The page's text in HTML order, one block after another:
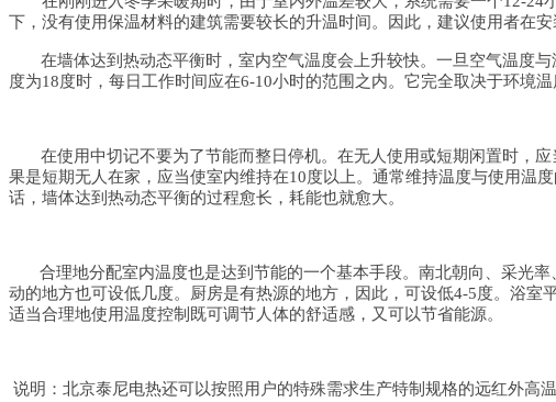
下，没有使用保温材料的建筑需要较长的升温时间。因此，建议使用者在安
在墙体达到热动态平衡时，室内空气温度会上升较快。一旦空气温度
度为18度时，每日工作时间应在6-10小时的范围之内。它完全取决于环境
在使用中切记不要为了节能而整日停机。在无人使用或短期闲置时，
果是短期无人在家，应当使室内维持在10度以上。通常维持温度与使用温
话，墙体达到热动态平衡的过程愈长，耗能也就愈大。
合理地分配室内温度也是达到节能的一个基本手段。南北朝向、采光
动的地方也可设低几度。厨房是有热源的地方，因此，可设低4-5度。浴室
适当合理地使用温度控制既可调节人体的舒适感，又可以节省能源。
说明：北京泰尼电热还可以按照用户的特殊需求生产特制规格的远红外高温